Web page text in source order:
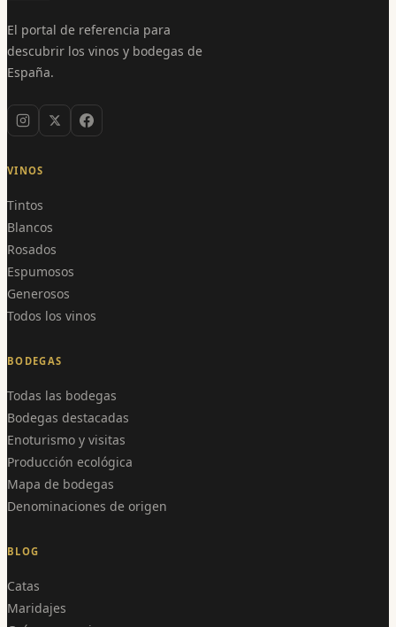
El portal de referencia para
descubrir los vinos y bodegas de
España.
VINOS
Tintos
Blancos
Rosados
Espumosos
Generosos
Todos los vinos
BODEGAS
Todas las bodegas
Bodegas destacadas
Enoturismo y visitas
Producción ecológica
Mapa de bodegas
Denominaciones de origen
BLOG
Catas
Maridajes